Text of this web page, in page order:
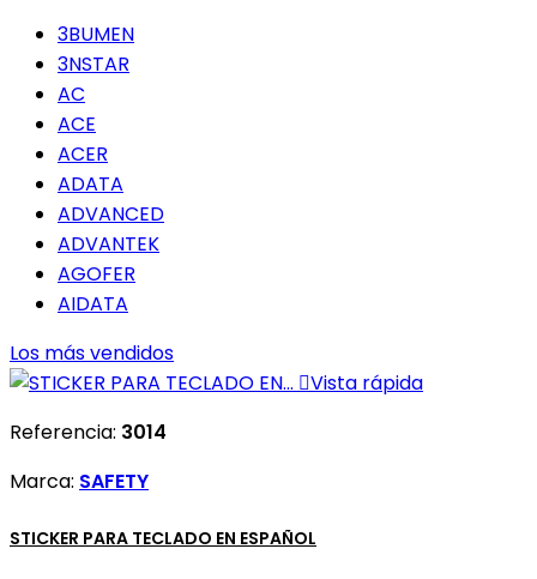
3BUMEN
3NSTAR
AC
ACE
ACER
ADATA
ADVANCED
ADVANTEK
AGOFER
AIDATA
Los más vendidos
Vista rápida
Referencia: 3014
Marca: SAFETY
STICKER PARA TECLADO EN ESPAÑOL